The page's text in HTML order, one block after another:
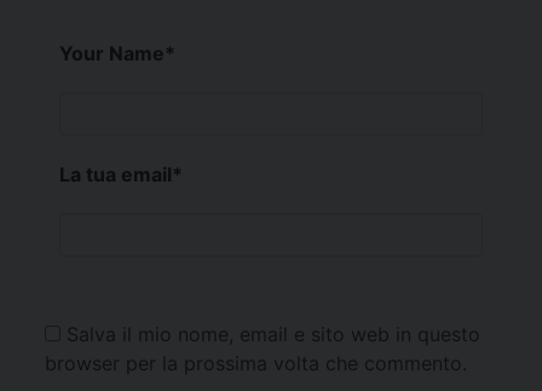
Your Name*
La tua email*
Salva il mio nome, email e sito web in questo
browser per la prossima volta che commento.